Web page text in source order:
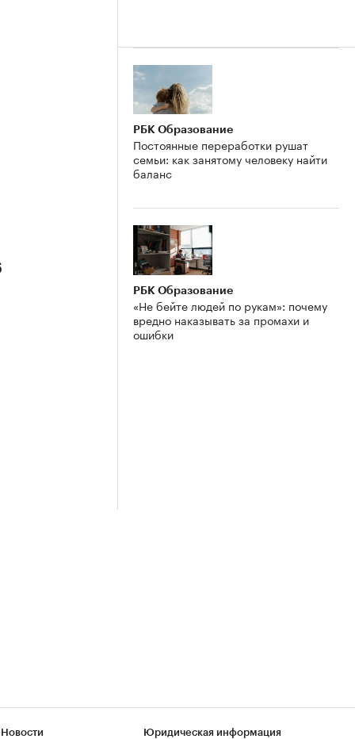
РБК Образование
Постоянные переработки рушат
семьи: как занятому человеку найти
баланс
РБК Образование
«Не бейте людей по рукам»: почему
вредно наказывать за промахи и
ошибки
Юридическая информация